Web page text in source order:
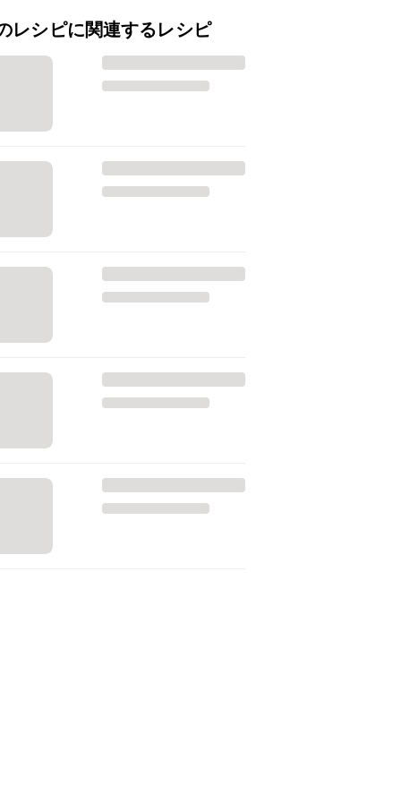
レシピに関連するレシピ